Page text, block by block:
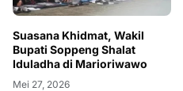
Suasana Khidmat, Wakil
Bupati Soppeng Shalat
Iduladha di Marioriwawo
Mei 27, 2026